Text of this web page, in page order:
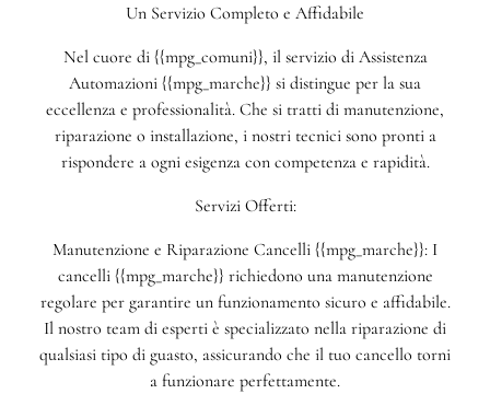
Un Servizio Completo e Affidabile
Nel cuore di {{mpg_comuni}}, il servizio di Assistenza
Automazioni {{mpg_marche}} si distingue per la sua
eccellenza e professionalità. Che si tratti di manutenzione,
riparazione o installazione, i nostri tecnici sono pronti a
rispondere a ogni esigenza con competenza e rapidità.
Servizi Offerti:
Manutenzione e Riparazione Cancelli {{mpg_marche}}: I
cancelli {{mpg_marche}} richiedono una manutenzione
regolare per garantire un funzionamento sicuro e affidabile.
Il nostro team di esperti è specializzato nella riparazione di
qualsiasi tipo di guasto, assicurando che il tuo cancello torni
a funzionare perfettamente.